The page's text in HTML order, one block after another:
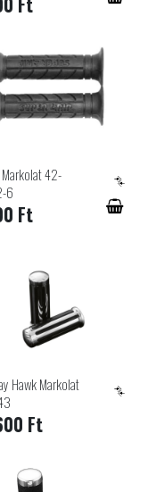
42-
6
Ft
Hawk Markolat
Ft